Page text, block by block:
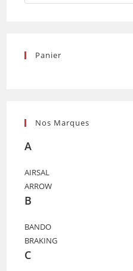
Panier
Nos Marques
A
AIRSAL
ARROW
B
BANDO
BRAKING
C